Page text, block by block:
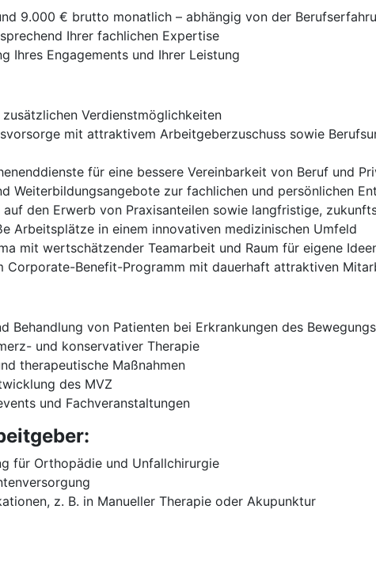
9.000 € brutto monatlich – abhängig von der
Ihrer fachlichen Expertise
Ihres Engagements und Ihrer Leistung
Verdienstmöglichkeiten
mit attraktivem Arbeitgeberzuschuss sowie
für eine bessere Vereinbarkeit von Beruf und
Weiterbildungsangebote zur fachlichen und persönlichen
auf den Erwerb von Praxisanteilen sowie langfristige,
Arbeitsplätze in einem innovativen medizinischen Umfeld
mit wertschätzender Teamarbeit und Raum für eigene
Corporate-Benefit-Programm mit dauerhaft attraktiven
Behandlung von Patienten bei Erkrankungen des
und konservativer Therapie
therapeutische Maßnahmen
des MVZ
und Fachveranstaltungen
für Orthopädie und Unfallchirurgie
z. B. in Manueller Therapie oder Akupunktur